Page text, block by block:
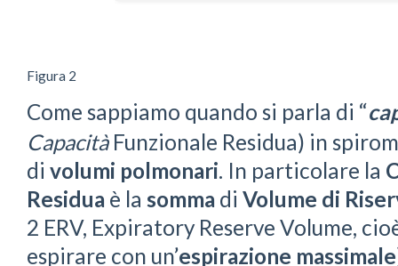
Figura 2
Come sappiamo quando si parla di “
CapacitàFunzionale Residua) in
di volumi polmonari. In particolare la
Residua è la somma di Volume di
2 ERV, Expiratory Reserve Volume,
espirare con un’espirazione massimale